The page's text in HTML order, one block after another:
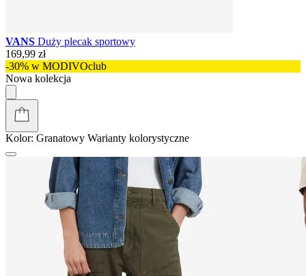
VANS Duży plecak sportowy
169,99 zł
-30% w MODIVOclub
Nowa kolekcja
Kolor: Granatowy Warianty kolorystyczne